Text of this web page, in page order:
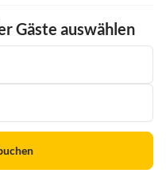
Gäste auswählen